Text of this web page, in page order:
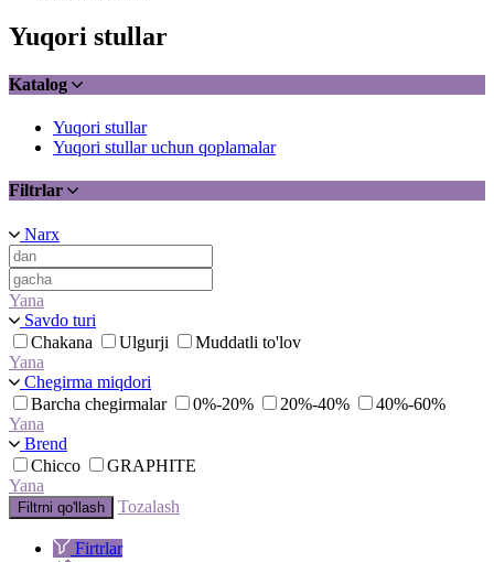
Yuqori stullar
Katalog
Yuqori stullar
Yuqori stullar uchun qoplamalar
Filtrlar
Narx
Yana
Savdo turi
Chakana
Ulgurji
Muddatli to'lov
Yana
Chegirma miqdori
Barcha chegirmalar
0%-20% 20%-40%
40%-60%
Yana
Brend
Chicco
GRAPHITE
Yana
Filtrni qo'llash Tozalash
Firtrlar